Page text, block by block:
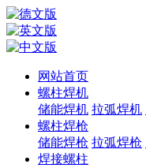
网站首页
螺柱焊机
储能焊机 拉弧焊机
螺柱焊枪
储能焊枪 拉弧焊枪
焊接螺柱